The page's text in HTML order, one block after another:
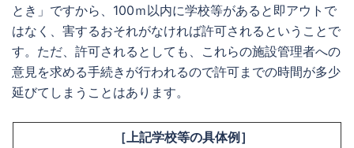
とき」ですから、100ｍ以内に学校等があると即アウトで
はなく、害するおそれがなければ許可されるということで
す。ただ、許可されるとしても、これらの施設管理者への
意見を求める手続きが行われるので許可までの時間が多少
延びてしまうことはあります。
［上記学校等の具体例］